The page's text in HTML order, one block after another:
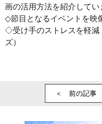
画の活用方法を紹介してい
◇節目となるイベントを映
◇受け手のストレスを軽減
ズ）
＜ 前の記事